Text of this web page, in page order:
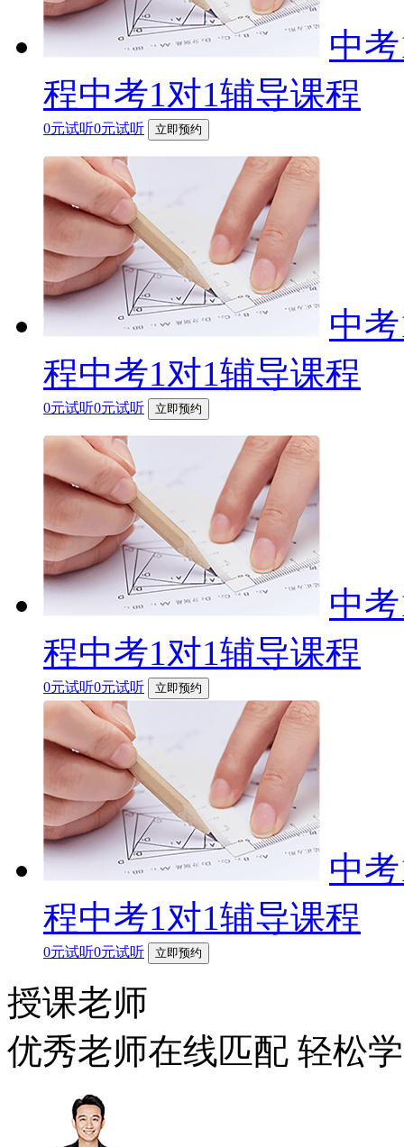
中
程中考1对1辅导课程
0元试听0元试听 立即预约
中
程中考1对1辅导课程
0元试听0元试听 立即预约
中
程中考1对1辅导课程
0元试听0元试听 立即预约
中
程中考1对1辅导课程
0元试听0元试听 立即预约
授课老师
优秀老师在线匹配 轻松